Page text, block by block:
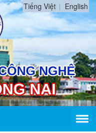
Tiếng Việt English